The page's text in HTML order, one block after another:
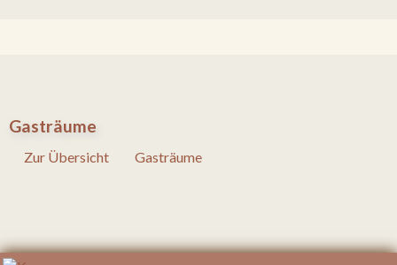
Gasträume
Zur Übersicht Gasträume